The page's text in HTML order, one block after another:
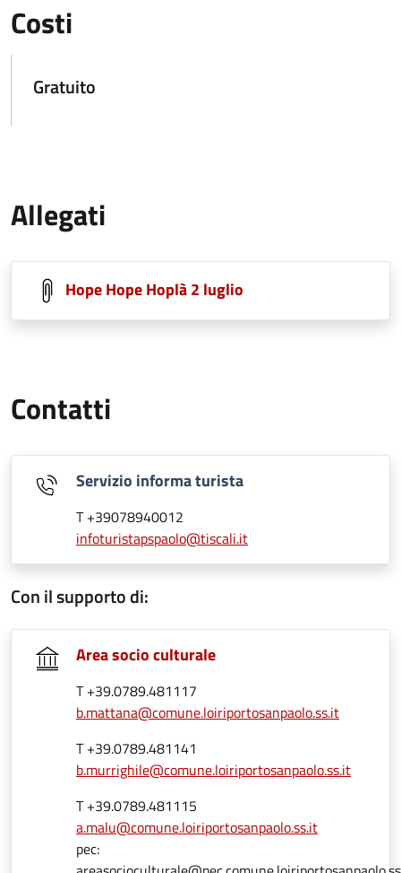
Costi
Gratuito
Allegati
Hope Hope Hoplà 2 luglio
Contatti
Servizio informa turista
T +39078940012
infoturistapspaolo@tiscali.it
Con il supporto di:
Area socio culturale
T +39.0789.481117
b.mattana@comune.loiriportosanpaolo.ss.it
T +39.0789.481141
b.murrighile@comune.loiriportosanpaolo.ss.it
T +39.0789.481115
a.malu@comune.loiriportosanpaolo.ss.it
pec: